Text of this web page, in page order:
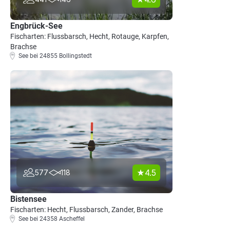
Engbrück-See
Fischarten: Flussbarsch, Hecht, Rotauge, Karpfen,
Brachse
See bei 24855 Bollingstedt
577 118 4.5
Bistensee
Fischarten: Hecht, Flussbarsch, Zander, Brachse
See bei 24358 Ascheffel